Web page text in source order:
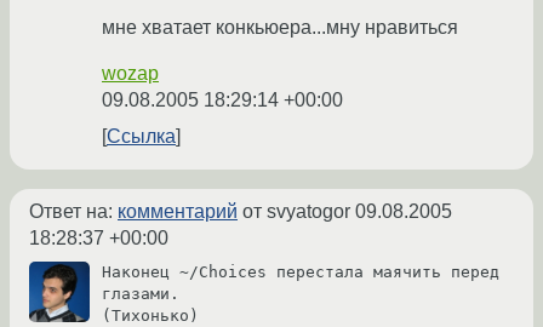
мне хватает конкьюера...мну нравиться
wozap
09.08.2005 18:29:14 +00:00
Ссылка
Ответ на: комментарий от svyatogor 09.08.2005
18:28:37 +00:00
Наконец ~/Choices перестала маячить перед
глазами.
(Тихонько)